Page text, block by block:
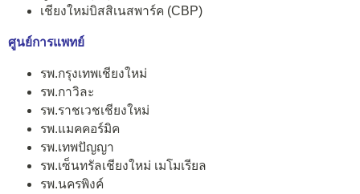
เชียงใหม่บิสสิเนสพาร์ค (CBP)
ศูนย์การแพทย์
รพ.กรุงเทพเชียงใหม่
รพ.กาวิละ
รพ.ราชเวชเชียงใหม่
รพ.แมคคอร์มิค
รพ.เทพปัญญา
รพ.เซ็นทรัลเชียงใหม่ เมโมเรียล
รพ.นครพิงค์